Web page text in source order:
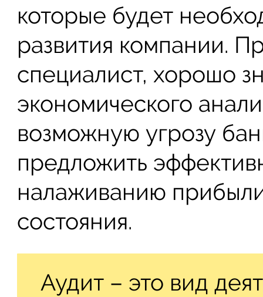
которые будет
развития компании.
специалист, хорошо
экономического
возможную угрозу
предложить
налаживанию
состояния.
Аудит – это вид